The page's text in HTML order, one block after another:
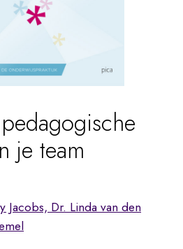
je team
Jacobs, Dr. Linda van den